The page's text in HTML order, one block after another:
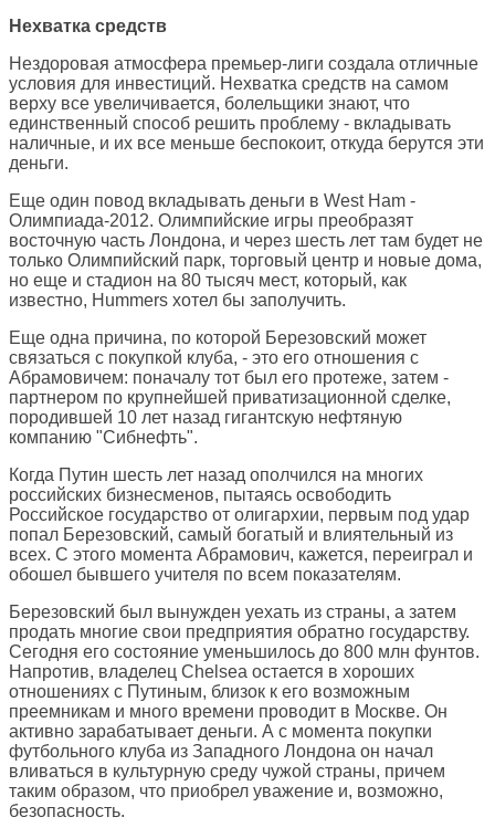
Нехватка средств
Нездоровая атмосфера премьер-лиги создала отличные
условия для инвестиций. Нехватка средств на самом
верху все увеличивается, болельщики знают, что
единственный способ решить проблему - вкладывать
наличные, и их все меньше беспокоит, откуда берутся эти
деньги.
Еще один повод вкладывать деньги в West Ham -
Олимпиада-2012. Олимпийские игры преобразят
восточную часть Лондона, и через шесть лет там будет не
только Олимпийский парк, торговый центр и новые дома,
но еще и стадион на 80 тысяч мест, который, как
известно, Hummers хотел бы заполучить.
Еще одна причина, по которой Березовский может
связаться с покупкой клуба, - это его отношения с
Абрамовичем: поначалу тот был его протеже, затем -
партнером по крупнейшей приватизационной сделке,
породившей 10 лет назад гигантскую нефтяную
компанию "Сибнефть".
Когда Путин шесть лет назад ополчился на многих
российских бизнесменов, пытаясь освободить
Российское государство от олигархии, первым под удар
попал Березовский, самый богатый и влиятельный из
всех. С этого момента Абрамович, кажется, переиграл и
обошел бывшего учителя по всем показателям.
Березовский был вынужден уехать из страны, а затем
продать многие свои предприятия обратно государству.
Сегодня его состояние уменьшилось до 800 млн фунтов.
Напротив, владелец Chelsea остается в хороших
отношениях с Путиным, близок к его возможным
преемникам и много времени проводит в Москве. Он
активно зарабатывает деньги. А с момента покупки
футбольного клуба из Западного Лондона он начал
вливаться в культурную среду чужой страны, причем
таким образом, что приобрел уважение и, возможно,
безопасность.